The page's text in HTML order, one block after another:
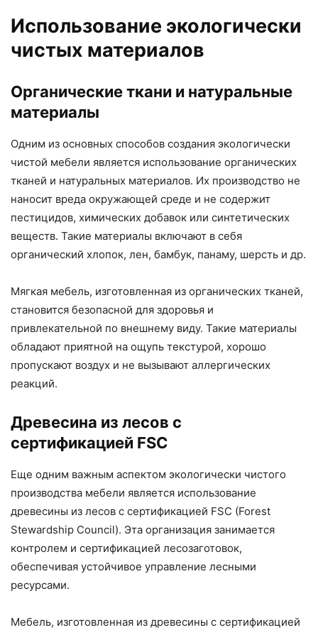
Использование экологически
чистых материалов
Органические ткани и натуральные
материалы
Одним из основных способов создания экологически
чистой мебели является использование органических
тканей и натуральных материалов. Их производство не
наносит вреда окружающей среде и не содержит
пестицидов, химических добавок или синтетических
веществ. Такие материалы включают в себя
органический хлопок, лен, бамбук, панаму, шерсть и др.
Мягкая мебель, изготовленная из органических тканей,
становится безопасной для здоровья и
привлекательной по внешнему виду. Такие материалы
обладают приятной на ощупь текстурой, хорошо
пропускают воздух и не вызывают аллергических
реакций.
Древесина из лесов с
сертификацией FSC
Еще одним важным аспектом экологически чистого
производства мебели является использование
древесины из лесов с сертификацией FSC (Forest
Stewardship Council). Эта организация занимается
контролем и сертификацией лесозаготовок,
обеспечивая устойчивое управление лесными
ресурсами.
Мебель, изготовленная из древесины с сертификацией